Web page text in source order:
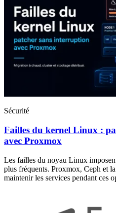
Sécurité
Failles du kernel Linux :
avec Proxmox
Les failles du noyau Linux
plus fréquents. Proxmox, Ceph et
maintenir les services pendant ces